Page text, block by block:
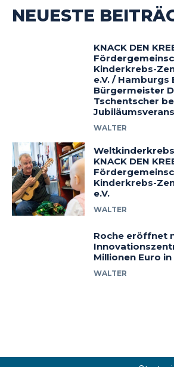
NEUESTE
KNACK DEN
Kinderkrebs-
e.V. / Hamburgs
Bürgermeister
Tschentscher
WALTER
KNACK DEN
Kinderkrebs-
e.V.
WALTER
Roche eröffnet
Millionen Euro
WALTER